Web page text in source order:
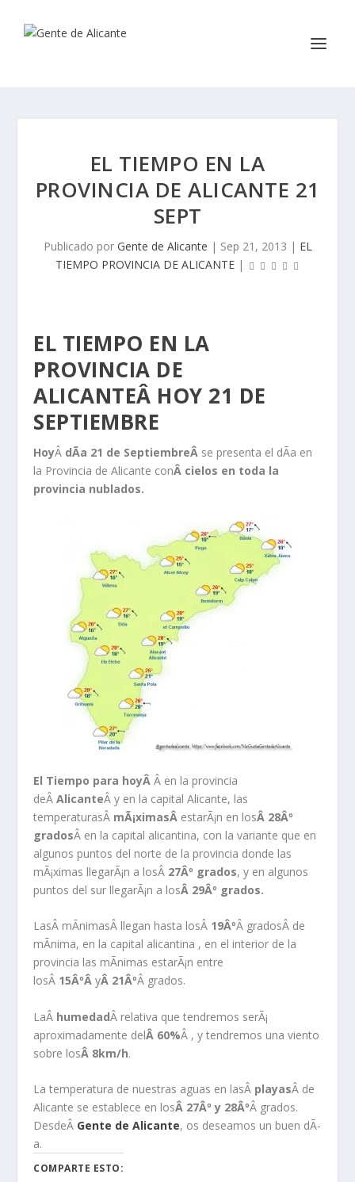
EL TIEMPO EN LA
PROVINCIA DE ALICANTE 21
SEPT
Publicado por Gente de Alicante | Sep 21, 2013 | EL
TIEMPO PROVINCIA DE ALICANTE |
EL TIEMPO EN LA
PROVINCIA DE
ALICANTEÂ HOY 21 DE
SEPTIEMBRE
HoyÂ dÃ­a 21 de SeptiembreÂ se presenta el dÃ­a en
la Provincia de Alicante conÂ cielos en toda la
provincia nublados.
El Tiempo para hoyÂÂ en la provincia
deÂAlicanteÂ y en la capital Alicante, las
temperaturasÂ mÃ¡ximasÂ estarÃ¡n en losÂ 28Âº
gradosÂ en la capital alicantina, con la variante que en
algunos puntos del norte de la provincia donde las
mÃ¡ximas llegarÃ¡n a losÂ 27Âº grados, y en algunos
puntos del sur llegarÃ¡n a losÂ 29Âº grados.
LasÂ mÃ­nimasÂ llegan hasta losÂ 19ÂºÂ gradosÂ de
mÃ­nima, en la capital alicantina , en el interior de la
provincia las mÃ­nimas estarÃ¡n entre
losÂ 15ÂºÂyÂ 21ÂºÂ grados.
LaÂ humedadÂ relativa que tendremos serÃ¡
aproximadamente delÂ 60%Â , y tendremos una viento
sobre losÂ 8km/h.
La temperatura de nuestras aguas en lasÂ playasÂ de
Alicante se establece en losÂ 27Âº y 28ÂºÂ grados.
DesdeÂ Gente de Alicante, os deseamos un buen dÃ­
a.
COMPARTE ESTO: